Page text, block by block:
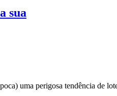
sua
uma perigosa tendência de